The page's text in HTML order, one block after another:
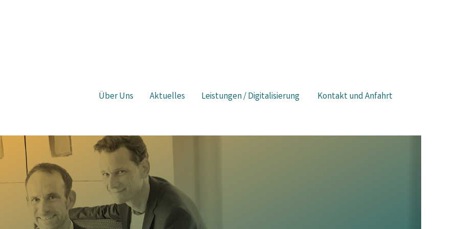
Über Uns Aktuelles Leistungen / Digitalisierung Kontakt und Anfahrt